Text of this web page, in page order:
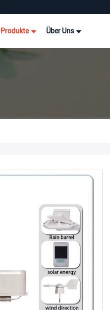
Produkte Über Uns